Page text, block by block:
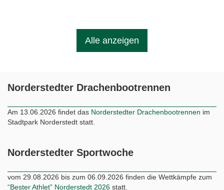
Alle anzeigen
Norderstedter Drachenbootrennen
Am 13.06.2026 findet das Norderstedter Drachenbootrennen im
Stadtpark Norderstedt statt.
Norderstedter Sportwoche
vom 29.08.2026 bis zum 06.09.2026 finden die Wettkämpfe zum
“Bester Athlet” Norderstedt 2026 statt.